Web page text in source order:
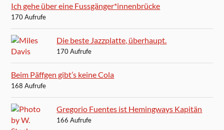
Ich gehe über eine Fussgänger*innenbrücke
170 Aufrufe
Die beste Jazzplatte, überhaupt.
170 Aufrufe
Beim Päffgen gibt’s keine Cola
168 Aufrufe
Gregorio Fuentes ist Hemingways Kapitän
166 Aufrufe